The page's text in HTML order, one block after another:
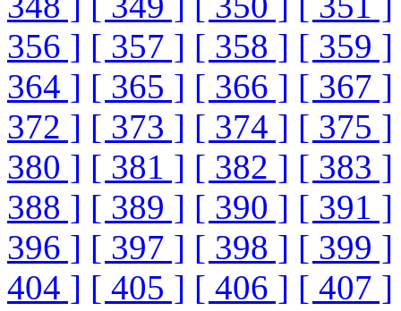
356 ] [ 357 ] [ 358 ] [ 359 ]
364 ] [ 365 ] [ 366 ] [ 367 ]
372 ] [ 373 ] [ 374 ] [ 375 ]
380 ] [ 381 ] [ 382 ] [ 383 ]
388 ] [ 389 ] [ 390 ] [ 391 ]
396 ] [ 397 ] [ 398 ] [ 399 ]
404 ] [ 405 ] [ 406 ] [ 407 ]